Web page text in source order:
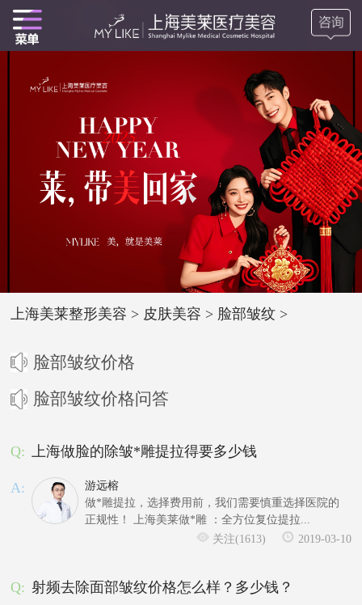
上海美莱整形美容 > 皮肤美容 > 脸部皱纹 >
脸部皱纹价格
脸部皱纹价格问答
Q: 上海做脸的除皱*雕提拉得要多少钱
A:
游远榕
做*雕提拉，选择费用前，我们需要慎重选择医院的
正规性！ 上海美莱做*雕 ：全方位复位提拉...
关注(1613)
2019-03-10
Q: 射频去除面部皱纹价格怎么样？多少钱？